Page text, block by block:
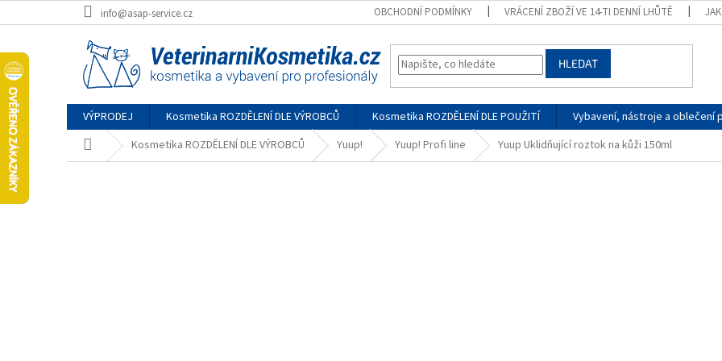
na
info@asap-service.cz OBCHODNÍ PODMÍNKY VRÁCENÍ ZBOŽÍ VE 14-TI DENNÍ LHŮTĚ
HLEDAT
VÝPRODEJ Kosmetika ROZDĚLENÍ DLE VÝROBCŮ Kosmetika ROZDĚLENÍ DLE POUŽITÍ Vybavení, nástroje a oblečení
Domů Kosmetika ROZDĚLENÍ DLE VÝROBCŮ Yuup! Yuup! Profi line Yuup Uklidňující roztok na kůži 150ml